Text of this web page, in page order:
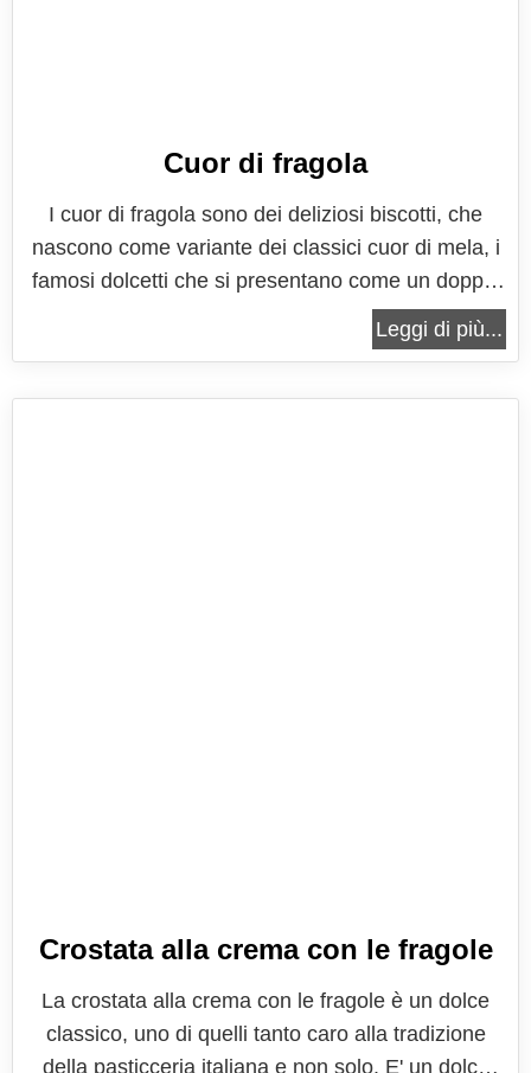
Cuor di fragola
I cuor di fragola sono dei deliziosi biscotti, che
nascono come variante dei classici cuor di mela, i
famosi dolcetti che si presentano come un doppio
biscotto che vengono farciti con le mele a pezzetti.
Nella versione estiva che vi propongo, i due dischi
Leggi di più...
Crostata alla crema con le fragole
La crostata alla crema con le fragole è un dolce
classico, uno di quelli tanto caro alla tradizione
della pasticceria italiana e non solo. E' un dolce